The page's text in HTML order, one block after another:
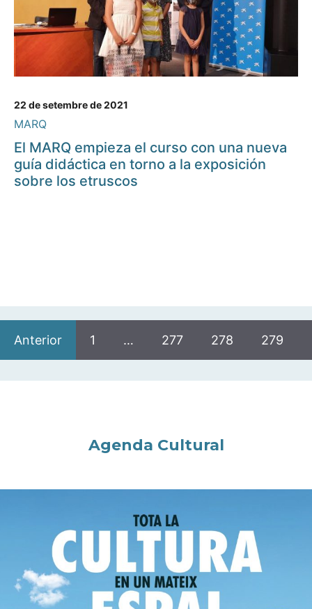
22 de setembre de 2021
MARQ
El MARQ empieza el curso con una nueva
guía didáctica en torno a la exposición
sobre los etruscos
Anterior 1 … 277 278 279
Agenda Cultural